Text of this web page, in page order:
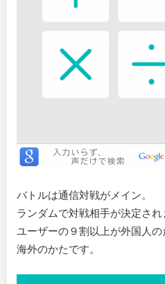
バトルは通信対戦がメイン。
ランダムで対戦相手が決定され
ユーザーの９割以上が外国人
海外のかたです。